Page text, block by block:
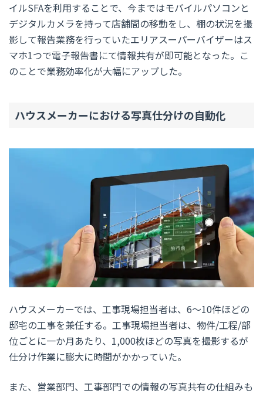
イルSFAを利用することで、今まではモバイルパソコンと
デジタルカメラを持って店舗間の移動をし、棚の状況を撮
影して報告業務を行っていたエリアスーパーバイザーはス
マホ1つで電子報告書にて情報共有が即可能となった。こ
のことで業務効率化が大幅にアップした。
ハウスメーカーにおける写真仕分けの自動化
ハウスメーカーでは、工事現場担当者は、6～10件ほどの
邸宅の工事を兼任する。工事現場担当者は、物件/工程/部
位ごとに一か月あたり、1,000枚ほどの写真を撮影するが
仕分け作業に膨大に時間がかかっていた。
また、営業部門、工事部門での情報の写真共有の仕組みも